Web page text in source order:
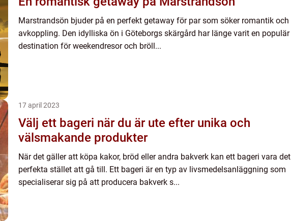
Marstrandsön bjuder på en perfekt getaway för par som söker romantik och
avkoppling. Den idylliska ön i Göteborgs skärgård har länge varit en populär
destination för weekendresor och bröll...
17 april 2023
Välj ett bageri när du är ute efter unika och
välsmakande produkter
När det gäller att köpa kakor, bröd eller andra bakverk kan ett bageri vara det
perfekta stället att gå till. Ett bageri är en typ av livsmedelsanläggning som
specialiserar sig på att producera bakverk s...